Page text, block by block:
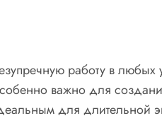
работу в
важно для
для длительной